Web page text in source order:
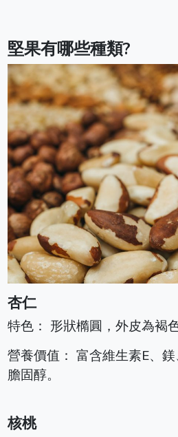
堅果有哪些種類?
杏仁
特色： 形狀橢圓，外皮為褐
營養價值： 富含維生素E、
膽固醇。
核桃